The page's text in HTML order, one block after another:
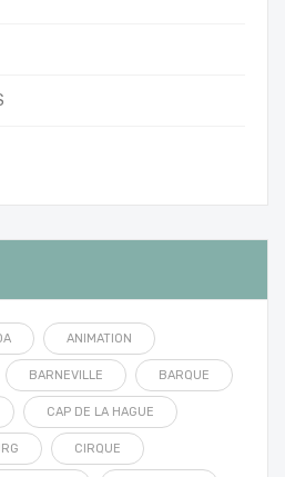
ANIMATION
BARNEVILLE BARQUE
CAP DE LA HAGUE
CIRQUE